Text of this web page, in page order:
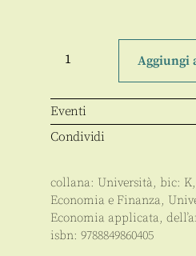
Imprenditorialità
quantità
Aggiungi
Eventi
Condividi
collana: Università, bic: K,
Economia e Finanza,
Economia applicata,
isbn: 9788849860405